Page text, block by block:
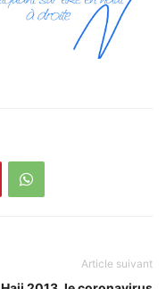
Article suivant